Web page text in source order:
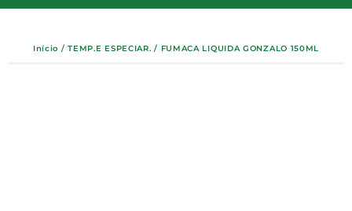
Início /TEMP.E ESPECIAR. / FUMACA LIQUIDA GONZALO 150ML